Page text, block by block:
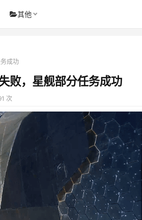
其他
成功
败，星舰部分任务成功
次